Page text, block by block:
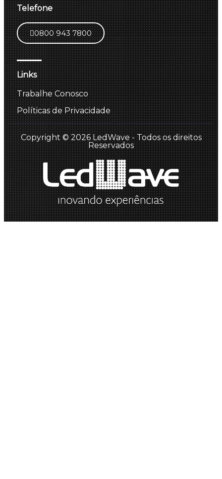
Telefone
0800 943 7800
Links
Trabalhe Conosco
Políticas de Privacidade
Copyright © 2026 LedWave - Todos os direitos
Reservados